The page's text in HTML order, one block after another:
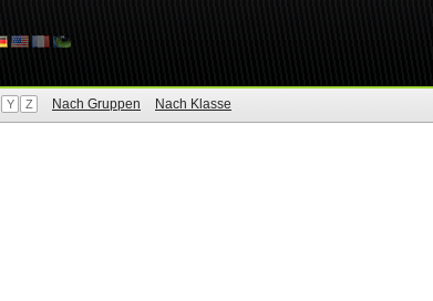
Y Z Nach Gruppen Nach Klasse